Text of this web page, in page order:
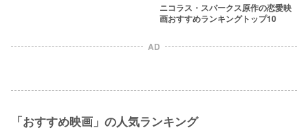
ニコラス・スパークス原作の恋愛映
画おすすめランキングトップ10
AD
「おすすめ映画」の人気ランキング